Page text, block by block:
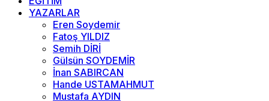
YAZARLAR
Eren Soydemir
Fatoş YILDIZ
Semih DİRİ
Gülsün SOYDEMİR
İnan SABIRCAN
Hande USTAMAHMUT
Mustafa AYDIN